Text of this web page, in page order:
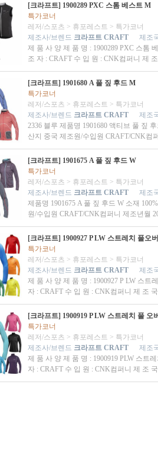
[크라프트] 1900289 PXC 스톰 베스트 M
특가코너
레저/스포츠 > 휴포레스트 > 특가코너
제조사/브렌드 크라프트 CRAFT 제조국
제 품 사 양 제 품 명 : 1900289 PXC 스톰
조 자 : CRAFT 수 입 원 : CNK컴퍼니 제
[크라프트] 1901680 A 풀 짚 후드 M
특가코너
레저/스포츠 > 휴포레스트 > 특가코너
제조사/브렌드 크라프트 CRAFT 제조국
2336 블루 제품명 1901680 액티브 풀 짚
산지 중국 제조원/수입원 CRAFT/CNK컴
[크라프트] 1901675 A 풀 짚 후드 W
특가코너
레저/스포츠 > 휴포레스트 > 특가코너
제조사/브렌드 크라프트 CRAFT 제조국
제품명 1901675 A 풀 짚 후드 W 소재
원/수입원 CRAFT/CNK컴퍼니 제조년월
[크라프트] 1900927 P LW 스트레치 풀오
특가코너
레저/스포츠 > 휴포레스트 > 특가코너
제조사/브렌드 크라프트 CRAFT 제조국
제 품 사 양 제 품 명 : 1900927 P LW 스트
자 : CRAFT 수 입 원 : CNK컴퍼니 제 조
[크라프트] 1900919 P LW 스트레치 풀 오
특가코너
레저/스포츠 > 휴포레스트 > 특가코너
제조사/브렌드 크라프트 CRAFT 제조국
제 품 사 양 제 품 명 : 1900919 PLW 스트
자 : CRAFT 수 입 원 : CNK컴퍼니 제 조